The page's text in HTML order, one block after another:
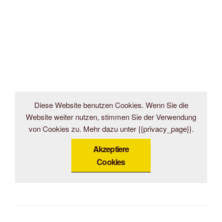
Diese Website benutzen Cookies. Wenn Sie die
Website weiter nutzen, stimmen Sie der Verwendung
von Cookies zu. Mehr dazu unter {{privacy_page}}.
Akzeptiere
Cookies